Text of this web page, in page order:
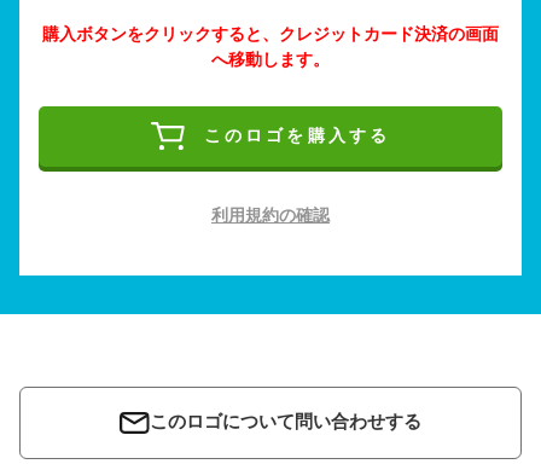
購入ボタンをクリックすると、クレジットカード決済の画面
へ移動します。
このロゴを購入する
利用規約の確認
このロゴについて問い合わせする